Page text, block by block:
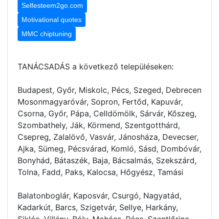
Selfesteem2go.com
Motivational quotes
MMC chiptuning
TANÁCSADÁS a következő településeken:
Budapest, Győr, Miskolc, Pécs, Szeged, Debrecen
Mosonmagyaróvár, Sopron, Fertőd, Kapuvár,
Csorna, Győr, Pápa, Celldömölk, Sárvár, Kőszeg,
Szombathely, Ják, Körmend, Szentgotthárd,
Csepreg, Zalalövő, Vasvár, Jánosháza, Devecser,
Ajka, Sümeg, Pécsvárad, Komló, Sásd, Dombóvár,
Bonyhád, Bátaszék, Baja, Bácsalmás, Szekszárd,
Tolna, Fadd, Paks, Kalocsa, Hőgyész, Tamási
Balatonboglár, Kaposvár, Csurgó, Nagyatád,
Kadarkút, Barcs, Szigetvár, Sellye, Harkány,